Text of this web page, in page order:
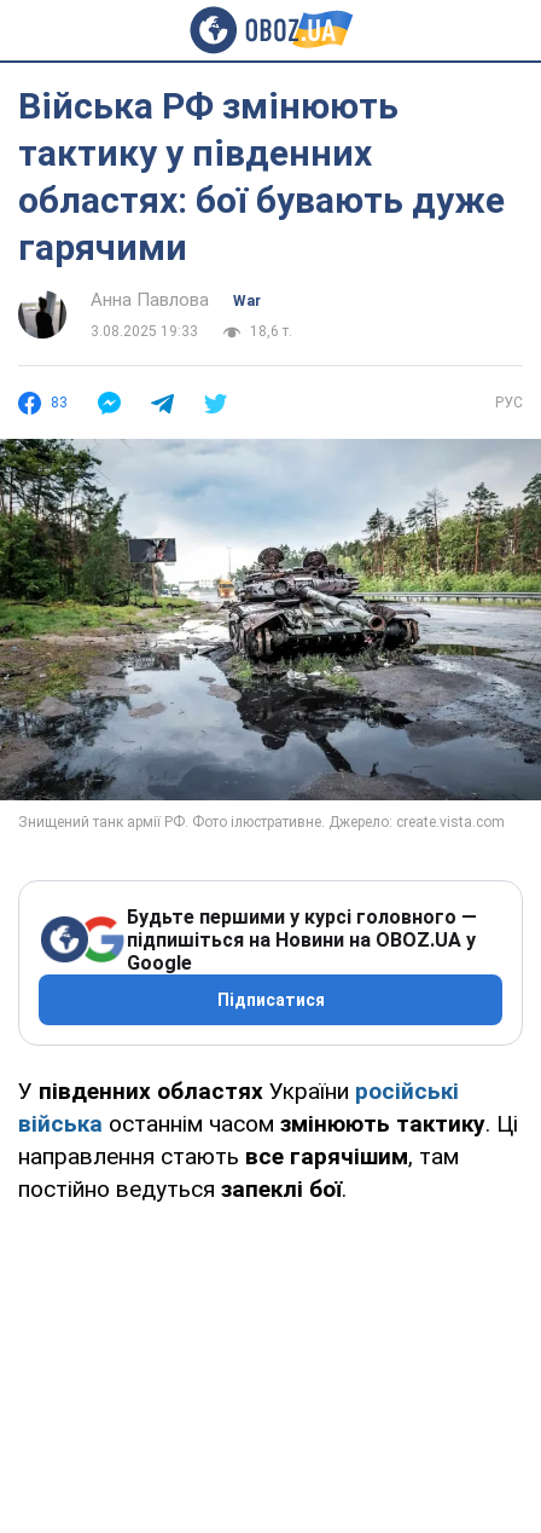
Війська РФ змінюють
тактику у південних
областях: бої бувають дуже
гарячими
Анна Павлова
War
3.08.2025 19:33
18,6 т.
83 РУС
Будьте першими у курсі головного —
підпишіться на Новини на OBOZ.UA у
Google
Підписатися
У південних областях України російські
війська останнім часом змінюють тактику. Ці
направлення стають все гарячішим, там
постійно ведуться запеклі бої.